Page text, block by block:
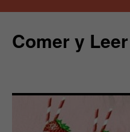
Comer y